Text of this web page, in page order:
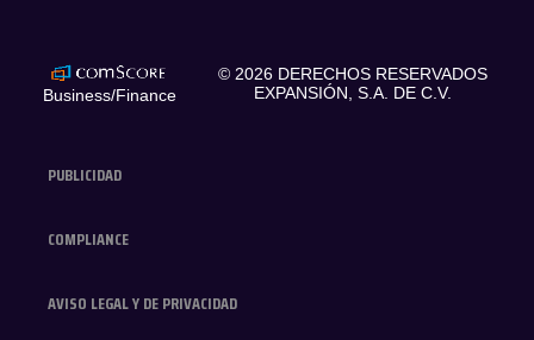
PUBLICIDAD
COMPLIANCE
AVISO LEGAL Y DE PRIVACIDAD
Business/Finance
© 2026 DERECHOS RESERVADOS
EXPANSIÓN, S.A. DE C.V.